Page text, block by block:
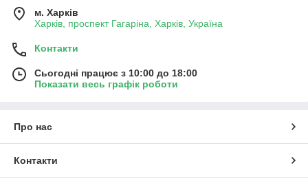
м. Харків
Харків, проспект Гагаріна, Харків, Україна
Контакти
Сьогодні працює з 10:00 до 18:00
Показати весь графік роботи
Про нас
Контакти